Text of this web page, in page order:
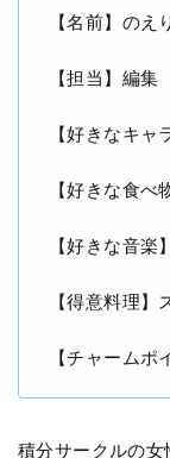
【名前】のえ
【担当】編集
【好きなキャ
【好きな食べ
【好きな音
【得意料理】
【チャームポ
積分サークルの女